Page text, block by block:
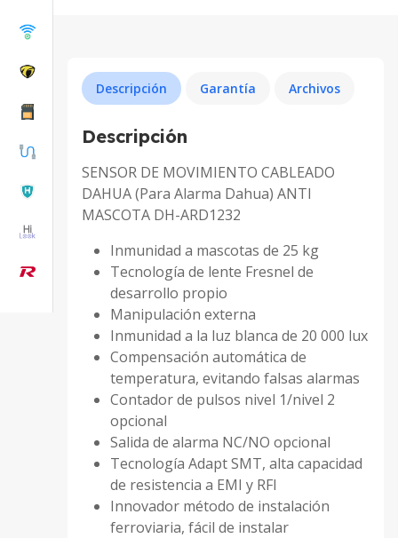
Descripción Garantía Archivos
Descripción
SENSOR DE MOVIMIENTO CABLEADO
DAHUA (Para Alarma Dahua) ANTI
MASCOTA DH-ARD1232
Inmunidad a mascotas de 25 kg
Tecnología de lente Fresnel de
desarrollo propio
Manipulación externa
Inmunidad a la luz blanca de 20 000 lux
Compensación automática de
temperatura, evitando falsas alarmas
Contador de pulsos nivel 1/nivel 2
opcional
Salida de alarma NC/NO opcional
Tecnología Adapt SMT, alta capacidad
de resistencia a EMI y RFI
Innovador método de instalación
ferroviaria, fácil de instalar